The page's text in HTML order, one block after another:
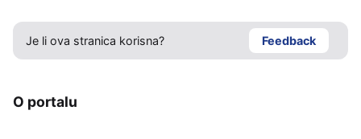
Je li ova stranica korisna? Feedback
O portalu